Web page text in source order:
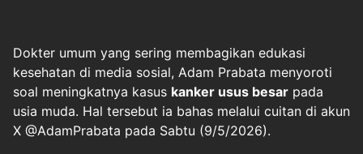
Dokter umum yang sering membagikan edukasi
kesehatan di media sosial, Adam Prabata menyoroti
soal meningkatnya kasus kanker usus besar pada
usia muda. Hal tersebut ia bahas melalui cuitan di akun
X @AdamPrabata pada Sabtu (9/5/2026).